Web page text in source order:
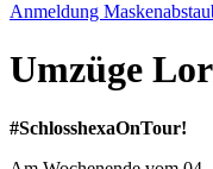
Anmeldung
Umzüge
#SchlosshexaOnTour!